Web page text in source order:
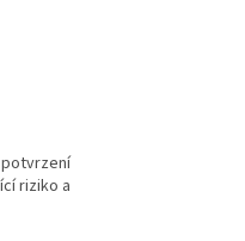
riziko a